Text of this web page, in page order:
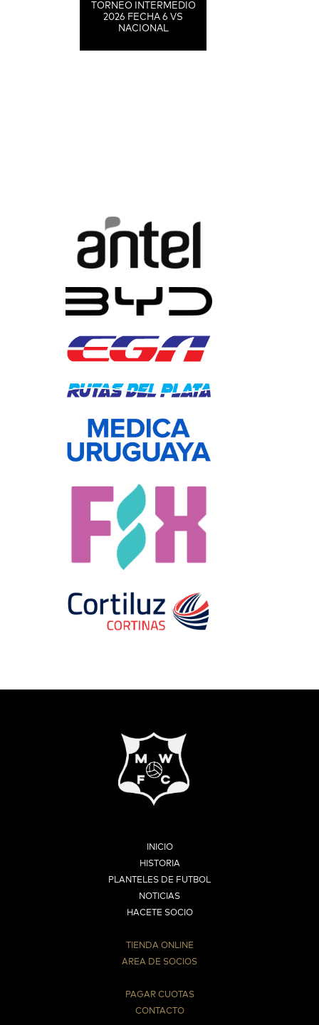
TORNEO INTERMEDIO
2026 FECHA 6 VS
NACIONAL
INICIO
HISTORIA
PLANTELES DE FUTBOL
NOTICIAS
HACETE SOCIO
TIENDA ONLINE
AREA DE SOCIOS
PAGAR CUOTAS
CONTACTO